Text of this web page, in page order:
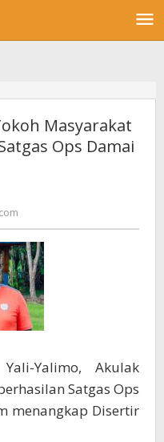
Masyarakat
Ops Damai
Yalimo, Akulak
Satgas Ops
menangkap Disertir